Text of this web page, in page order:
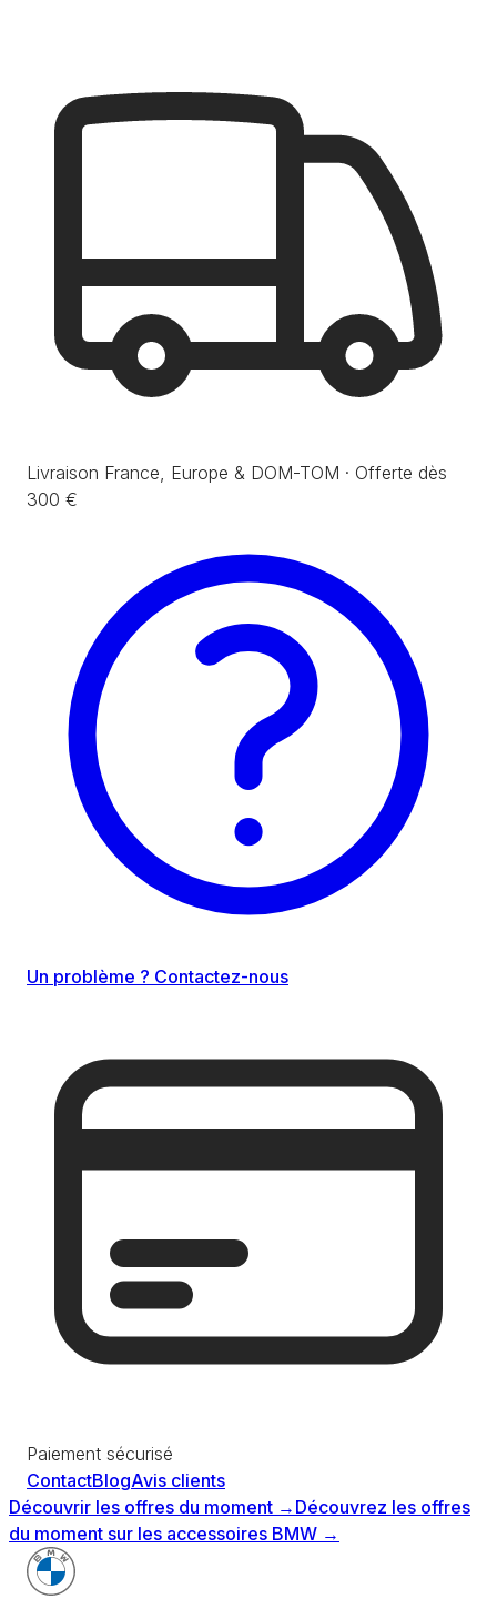
Livraison France, Europe & DOM-TOM · Offerte dès
300 €
Un problème ? Contactez-nous
Paiement sécurisé
ContactBlogAvis clients
Découvrir les offres du moment → Découvrez les offres
du moment sur les accessoires BMW →